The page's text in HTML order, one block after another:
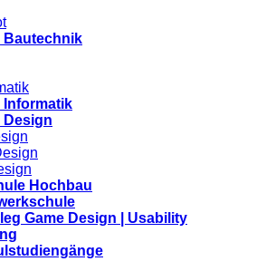
Hochbau
Game Design | Usability